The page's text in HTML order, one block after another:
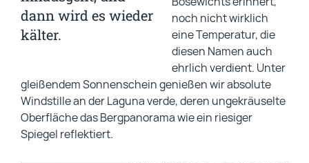
dann wird es wieder
kälter.
noch nicht wirklich
eine Temperatur, die
diesen Namen auch
ehrlich verdient. Unter
gleißendem Sonnenschein genießen wir absolute
Windstille an der Laguna verde, deren ungekräuselte
Oberfläche das Bergpanorama wie ein riesiger
Spiegel reflektiert.